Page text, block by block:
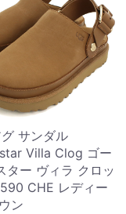
サンダル
Villa Clog ゴー
ター ヴィラ クロッ
CHE レディー
ン